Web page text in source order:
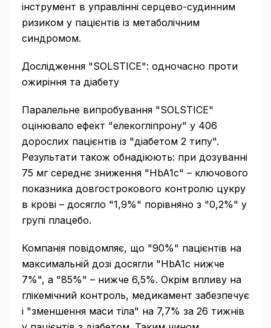
інструмент в управлінні серцево-судинним
ризиком у пацієнтів із метаболічним
синдромом.
Дослідження "SOLSTICE": одночасно проти
ожиріння та діабету
Паралельне випробування "SOLSTICE"
оцінювало ефект "елекогліпрону" у 406
дорослих пацієнтів із "діабетом 2 типу".
Результати також обнадіюють: при дозуванні
75 мг середнє зниження "HbA1c" – ключового
показника довгострокового контролю цукру
в крові – досягло "1,9%" порівняно з "0,2%" у
групі плацебо.
Компанія повідомляє, що "90%" пацієнтів на
максимальній дозі досягли "HbA1c нижче
7%", а "85%" – нижче 6,5%. Окрім впливу на
глікемічний контроль, медикамент забезпечує
і "зменшення маси тіла" на 7,7% за 26 тижнів